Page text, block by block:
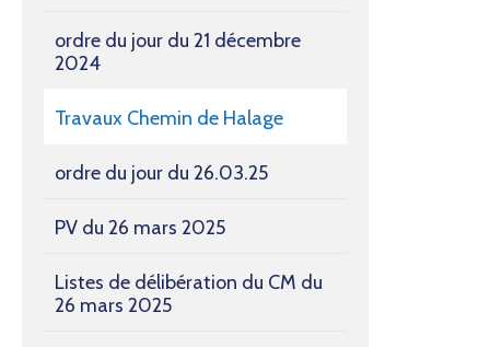
ordre du jour du 21 décembre
2024
Travaux Chemin de Halage
ordre du jour du 26.03.25
PV du 26 mars 2025
Listes de délibération du CM du
26 mars 2025